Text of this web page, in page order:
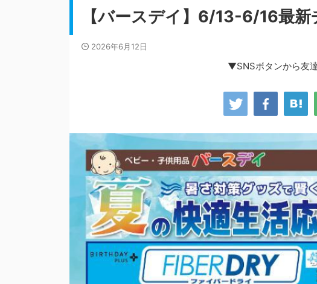
【バースデイ】6/13-6/16最
2026年6月12日
▼SNSボタンから友